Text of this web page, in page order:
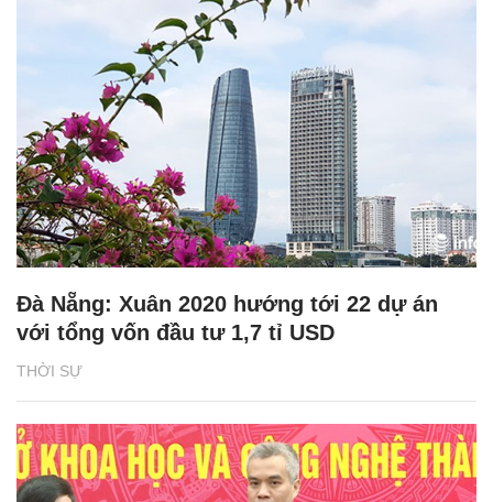
THỜI SỰ
Đà Nẵng: Xuân 2020 hướng tới 22 dự án
với tổng vốn đầu tư 1,7 tỉ USD